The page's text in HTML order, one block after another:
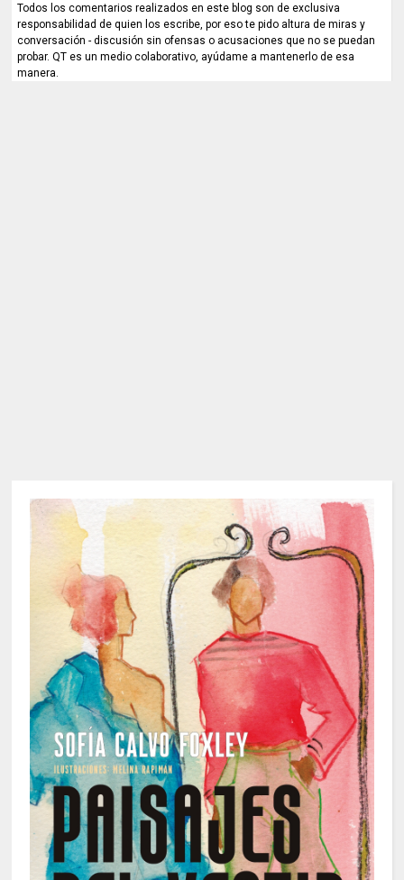
Todos los comentarios realizados en este blog son de exclusiva
responsabilidad de quien los escribe, por eso te pido altura de miras y
conversación - discusión sin ofensas o acusaciones que no se puedan
probar. QT es un medio colaborativo, ayúdame a mantenerlo de esa
manera.